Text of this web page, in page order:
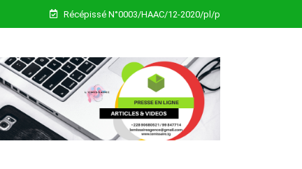
Récépissé N°0003/HAAC/12-2020/pl/p